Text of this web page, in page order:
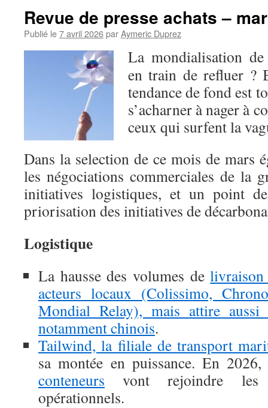
Revue de presse achats –
Publié le7 avril 2026parAymeric Duprez
La mondialisation
en train de refluer ?
tendance de fond est
s’acharner à nager à
ceux qui surfent la
Dans la selection de ce mois de mars
les négociations commerciales de la
initiatives logistiques, et un point
priorisation des initiatives de
Logistique
La hausse des volumes de
acteurs locaux (Colissimo,
Mondial Relay), mais attire aussi
notamment chinois.
Tailwind, la filiale de transport
sa montée en puissance. En
conteneurs vont rejoindre les
opérationnels.